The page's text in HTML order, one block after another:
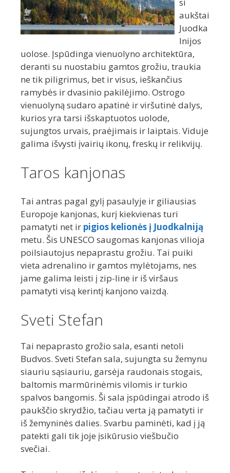
si
aukštai
Juodka
lnijos
uolose. Įspūdinga vienuolyno architektūra,
deranti su nuostabiu gamtos grožiu, traukia
ne tik piligrimus, bet ir visus, ieškančius
ramybės ir dvasinio pakilėjimo. Ostrogo
vienuolyną sudaro apatinė ir viršutinė dalys,
kurios yra tarsi išskaptuotos uolode,
sujungtos urvais, praėjimais ir laiptais. Viduje
galima išvysti įvairių ikonų, freskų ir relikvijų.
Taros kanjonas
Tai antras pagal gylį pasaulyje ir giliausias
Europoje kanjonas, kurį kiekvienas turi
pamatyti net ir pigios kelionės į Juodkalniją
metu. Šis UNESCO saugomas kanjonas vilioja
poilsiautojus nepaprastu grožiu. Tai puiki
vieta adrenalino ir gamtos mylėtojams, nes
jame galima leisti į zip-line ir iš viršaus
pamatyti visą kerintį kanjono vaizdą.
Sveti Stefan
Tai nepaprasto grožio sala, esanti netoli
Budvos. Sveti Stefan sala, sujungta su žemynu
siauriu sąsiauriu, garsėja raudonais stogais,
baltomis marmūrinėmis vilomis ir turkio
spalvos bangomis. Ši sala įspūdingai atrodo iš
paukščio skrydžio, tačiau verta ją pamatyti ir
iš žemyninės dalies. Svarbu paminėti, kad į ją
patekti gali tik joje įsikūrusio viešbučio
svečiai.